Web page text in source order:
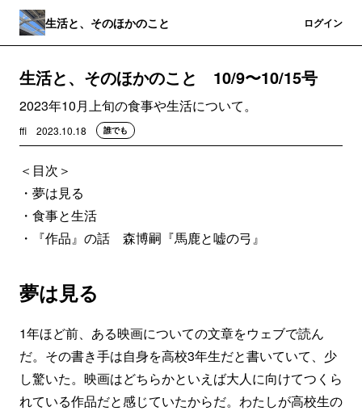
生活と、そのほかのこと ログイン
生活と、そのほかのこと 10/9〜10/15号
2023年10月上旬の食事や生活について。
ffi 2023.10.18 誰でも
＜目次＞
・夢は見る
・食事と生活
・『作品』の話 森博嗣『馬鹿と嘘の弓』
夢は見る
1年ほど前、ある映画についての文章をウェブで読ん
だ。その書き手は自身を高校3年生だと書いていて、少
し驚いた。映画はどちらかといえば大人に向けてつくら
れている作品だと感じていたからだ。わたしが高校生の